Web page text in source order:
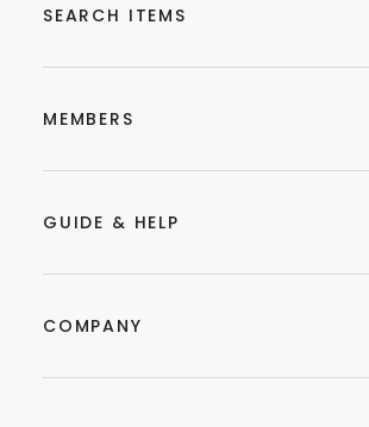
SEARCH ITEMS
MEMBERS
GUIDE & HELP
COMPANY